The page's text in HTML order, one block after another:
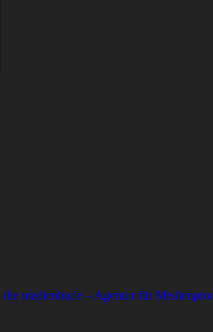
die medienbude – Agentur für